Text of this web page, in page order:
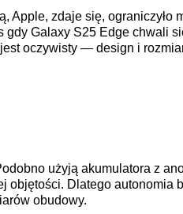
Apple, zdaje się, ograniczyło
gdy Galaxy S25 Edge chwali
oczywisty — design i
użyją akumulatora z
objętości. Dlatego autonomia
obudowy.